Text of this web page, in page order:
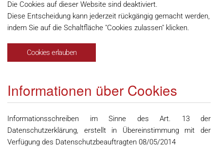
Die Cookies auf dieser Website sind deaktiviert.
Diese Entscheidung kann jederzeit rückgängig gemacht werden,
indem Sie auf die Schaltfläche "Cookies zulassen" klicken.
Cookies erlauben
Informationen über Cookies
Informationsschreiben im Sinne des Art. 13 der
Datenschutzerklärung, erstellt in Übereinstimmung mit der
Verfügung des Datenschutzbeauftragten 08/05/2014